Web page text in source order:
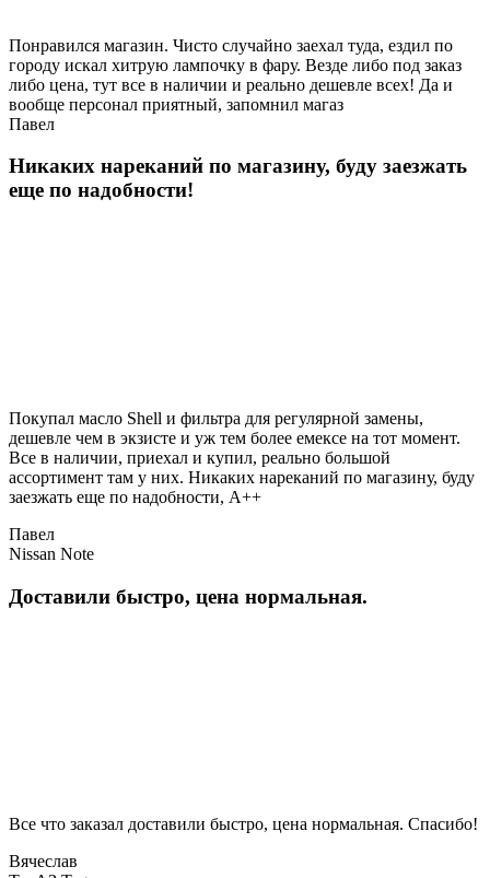
Понравился магазин. Чисто случайно заехал туда, ездил по
городу искал хитрую лампочку в фару. Везде либо под заказ
либо цена, тут все в наличии и реально дешевле всех! Да и
вообще персонал приятный, запомнил магаз
Павел
Никаких нареканий по магазину, буду заезжать
еще по надобности!
Покупал масло Shell и фильтра для регулярной замены,
дешевле чем в экзисте и уж тем более емексе на тот момент.
Все в наличии, приехал и купил, реально большой
ассортимент там у них. Никаких нареканий по магазину, буду
заезжать еще по надобности, A++
Павел
Nissan Note
Доставили быстро, цена нормальная.
Все что заказал доставили быстро, цена нормальная. Спасибо!
Вячеслав